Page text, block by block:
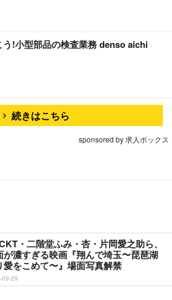
う!小型部品の検査業務 denso aichi
続きはこちら
sponsored by 求人ボックス
・二階堂ふみ・杏・片岡愛之助ら、
が濃すぎる映画『翔んで埼玉〜琵琶湖
愛をこめて〜』場面写真解禁
09-29